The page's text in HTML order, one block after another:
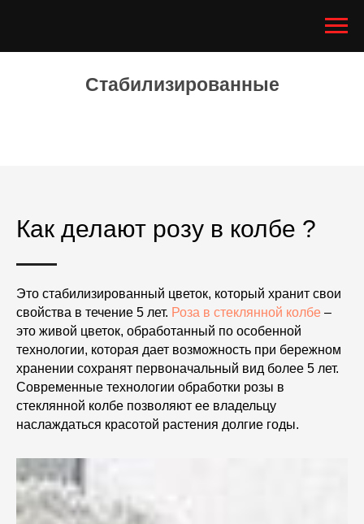
Стабилизированные
Как делают розу в колбе ?
Это стабилизированный цветок, который хранит свои
свойства в течение 5 лет. Роза в стеклянной колбе –
это живой цветок, обработанный по особенной
технологии, которая дает возможность при бережном
хранении сохранят первоначальный вид более 5 лет.
Современные технологии обработки розы в
стеклянной колбе позволяют ее владельцу
наслаждаться красотой растения долгие годы.